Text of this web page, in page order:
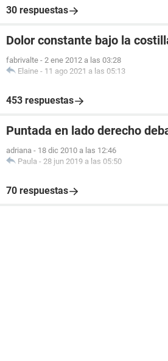
30 respuestas
Dolor constante bajo la
fabrivalte - 2 ene 2012 a las 03:28
Elaine - 11 ago 2021 a las 05:13
453 respuestas
Puntada en lado derecho
adriana - 18 dic 2010 a las 12:46
Paula - 28 jun 2019 a las 05:50
70 respuestas